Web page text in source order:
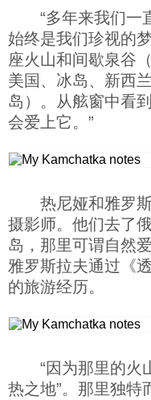
军事
评论
经济
科技
社会
文化
历史
体育
“多年来我们一
始终是我们珍视的
座火山和间歇泉谷
美国、冰岛、新西
岛）。从舷窗中看
会爱上它。”
热尼娅和雅罗
摄影师。他们去了
岛，那里可谓自然
雅罗斯拉夫通过《
的旅游经历。
“因为那里的火
热之地”。那里独特